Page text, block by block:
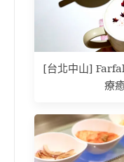
[台北中山]
療